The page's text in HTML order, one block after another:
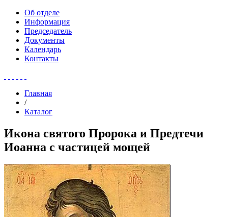
Об отделе
Информация
Председатель
Документы
Календарь
Контакты
Главная
/
Каталог
Икона святого Пророка и Предтечи
Иоанна с частицей мощей